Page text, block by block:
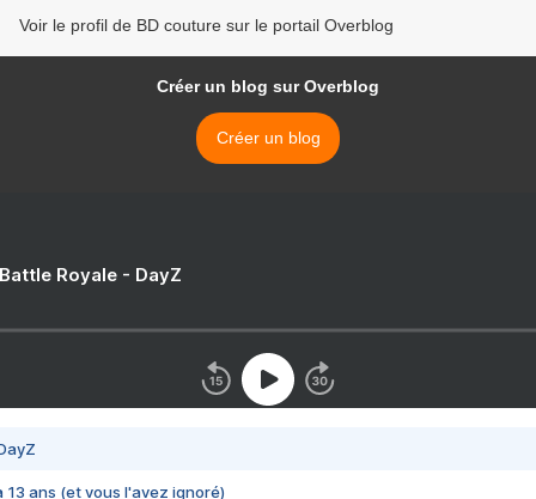
Voir le profil de BD couture sur le portail Overblog
Créer un blog sur Overblog
Créer un blog
Royale - DayZ
13 ans (et vous l'avez ignoré)